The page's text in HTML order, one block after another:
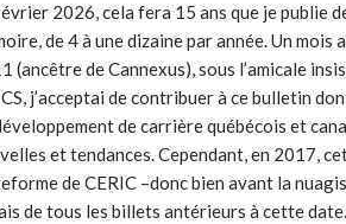
2026, cela fera 15 ans que je publie
de 4 à une dizaine par année. Un mois
(ancêtre de Cannexus), sous l’amicale
j’acceptai de contribuer à ce bulletin
de carrière québécois et
et tendances. Cependant, en 2017,
de CERIC –donc bien avant la
de tous les billets antérieurs à cette